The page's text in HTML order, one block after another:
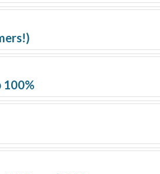
100%